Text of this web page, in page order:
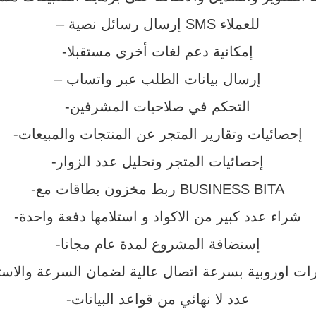
– إرسال رسائل نصية SMS للعملاء
-إمكانية دعم لغات أخرى مستقبلا
– إرسال بيانات الطلب عبر واتساب
-التحكم في صلاحيات المشرفين
-إحصائيات وتقارير المتجر عن المنتجات والمبيعات
-إحصائيات المتجر وتحليل عدد الزوار
-ربط مخزون بطاقات مع BUSINESS BITA
-شراء عدد كبير من الاكواد و استلامها دفعة واحدة
-إستضافة المشروع لمدة عام مجانا
اوروبية بسرعة اتصال عالية لضمان السرعة
-عدد لا نهائي من قواعد البيانات